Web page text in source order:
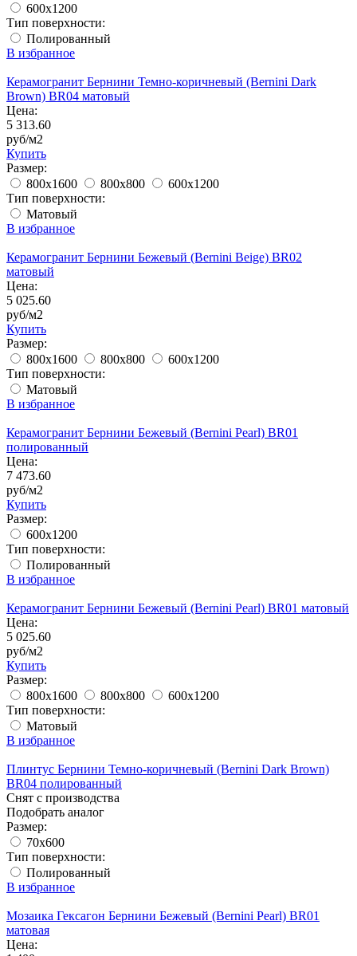
600x1200
Тип поверхности:
Полированный
В избранное
Керамогранит Бернини Темно-коричневый (Bernini Dark
Brown) BR04 матовый
Цена:
5 313.60
руб/м2
Купить
Размер:
800x1600
800x800
600x1200
Тип поверхности:
Матовый
В избранное
Керамогранит Бернини Бежевый (Bernini Beige) BR02
матовый
Цена:
5 025.60
руб/м2
Купить
Размер:
800x1600
800x800
600x1200
Тип поверхности:
Матовый
В избранное
Керамогранит Бернини Бежевый (Bernini Pearl) BR01
полированный
Цена:
7 473.60
руб/м2
Купить
Размер:
600x1200
Тип поверхности:
Полированный
В избранное
Керамогранит Бернини Бежевый (Bernini Pearl) BR01 матовый
Цена:
5 025.60
руб/м2
Купить
Размер:
800x1600
800x800
600x1200
Тип поверхности:
Матовый
В избранное
Плинтус Бернини Темно-коричневый (Bernini Dark Brown)
BR04 полированный
Снят с производства
Подобрать аналог
Размер:
70x600
Тип поверхности:
Полированный
В избранное
Мозаика Гексагон Бернини Бежевый (Bernini Pearl) BR01
матовая
Цена: